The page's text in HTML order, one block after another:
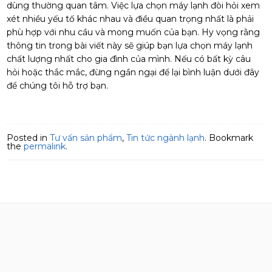
dùng thường quan tâm. Việc lựa chọn máy lạnh đòi hỏi xem
xét nhiều yếu tố khác nhau và điều quan trọng nhất là phải
phù hợp với nhu cầu và mong muốn của bạn. Hy vọng rằng
thông tin trong bài viết này sẽ giúp bạn lựa chọn máy lạnh
chất lượng nhất cho gia đình của mình. Nếu có bất kỳ câu
hỏi hoặc thắc mắc, đừng ngần ngại để lại bình luận dưới đây
để chúng tôi hỗ trợ bạn.
Posted in Tư vấn sản phẩm, Tin tức ngành lạnh. Bookmark
the permalink.